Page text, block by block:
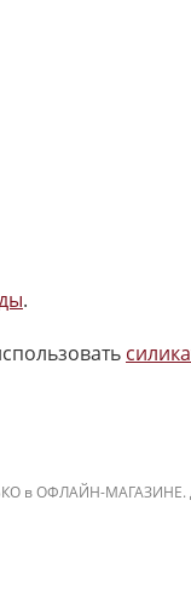
.
в ОФЛАЙН-МАГАЗИНЕ.